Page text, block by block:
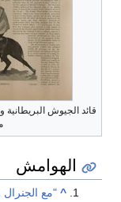
قائد الجيوش
الهوامش
^ "مع